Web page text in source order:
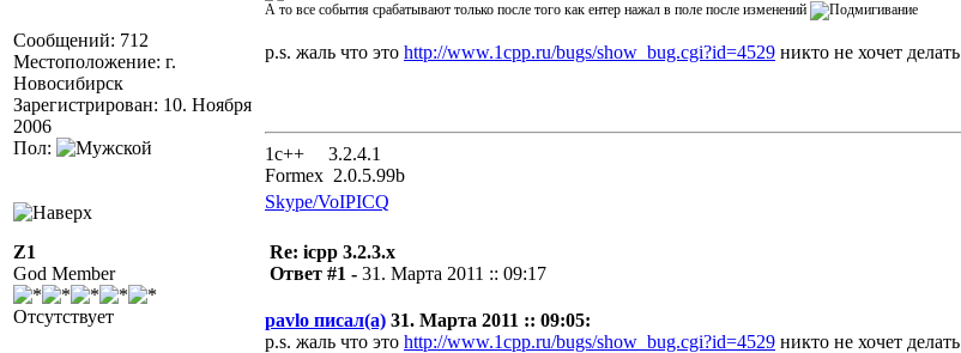
Сообщений: 712
Местоположение: г.
Новосибирск
Зарегистрирован: 10. Ноября
2006
Пол:
А то все события срабатывают только после того как ентер нажал в поле после изменений
p.s. жаль что это http://www.1cpp.ru/bugs/show_bug.cgi?id=4529 никто не хочет делать
1с++ 3.2.4.1
Formex 2.0.5.99b
Skype/VoIPICQ
Z1
God Member
Отсутствует
Re: icpp 3.2.3.x
Ответ #1 - 31. Марта 2011 :: 09:17
pavlo писал(а) 31. Марта 2011 :: 09:05:
p.s. жаль что это http://www.1cpp.ru/bugs/show_bug.cgi?id=4529 никто не хочет делать